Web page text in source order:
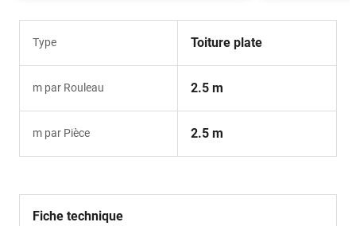
Type Toiture plate
m par Rouleau 2.5 m
m par Pièce 2.5 m
Fiche technique